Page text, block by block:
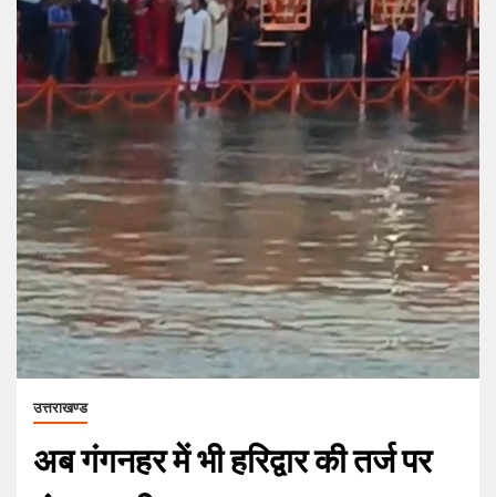
उत्तराखण्ड
अब गंगनहर में भी हरिद्वार की तर्ज पर